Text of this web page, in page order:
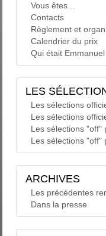
Vous êtes...
Contacts
Règlement et
Calendrier du prix
Qui était
LES
Les sélections
Les sélections
Les sélections "off"
Les sélections "off"
ARCHIVES
Les précédentes
Dans la presse